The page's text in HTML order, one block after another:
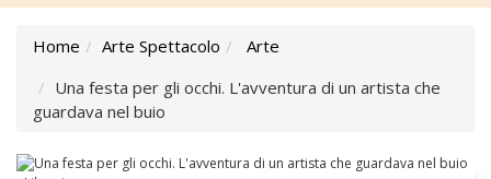
Home Arte Spettacolo
Arte
Una festa per gli occhi. L'avventura di un artista che
guardava nel buio